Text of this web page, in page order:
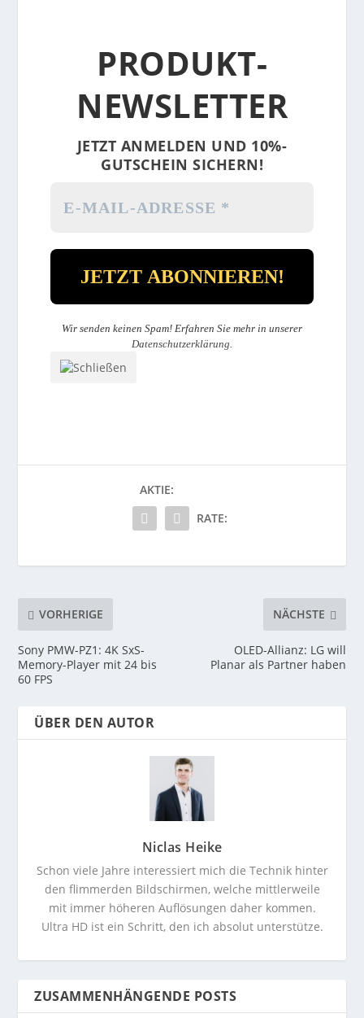
PRODUKT-
NEWSLETTER
JETZT ANMELDEN UND 10%-
GUTSCHEIN SICHERN!
Wir senden keinen Spam! Erfahren Sie mehr in unserer
Datenschutzerklärung
AKTIE:
RATE:
VORHERIGE
Sony PMW-PZ1: 4K SxS-
Memory-Player mit 24 bis
60 FPS
NÄCHSTE
OLED-Allianz: LG will
Planar als Partner haben
ÜBER DEN AUTOR
Niclas Heike
Schon viele Jahre interessiert mich die Technik hinter
den flimmerden Bildschirmen, welche mittlerweile
mit immer höheren Auflösungen daher kommen.
Ultra HD ist ein Schritt, den ich absolut unterstütze.
ZUSAMMENHÄNGENDE POSTS